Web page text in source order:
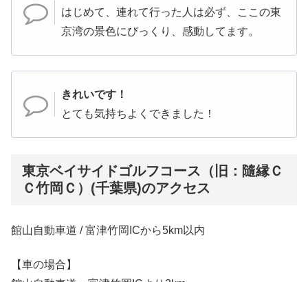
はじめて、連れて行った人は必ず、ここの東
京湾の景色にびっくり、感動してます。
きれいです！
とても気持ちよくできました！
東京ベイサイドゴルフコース（旧：隨縁Ｃ
Ｃ竹岡Ｃ）(千葉県)のアクセス
館山自動車道 / 富津竹岡ICから5km以内
【車の場合】